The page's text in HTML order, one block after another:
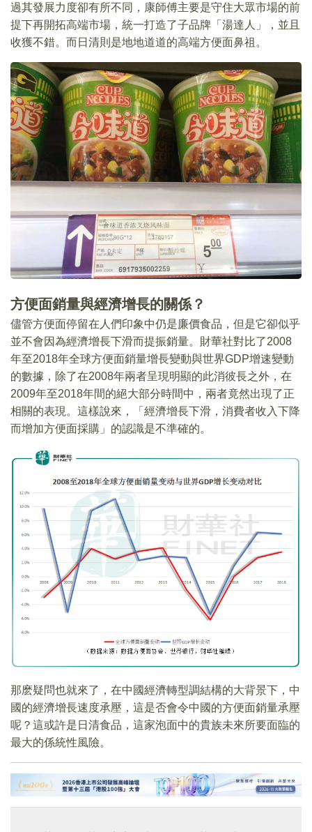
過其發展力度卻有所不同，康師傅主要是守住大眾市場的前
提下再開拓高端市場，統一打造了子品牌「湯達人」，並且
收獲不錯。而日清則是地地道道的高端方便面鼻祖。
方便面銷量與經濟增長的關係？
儘管方便面停留在人們印象中仍是廉價食品，但是它卻似乎
並不會因為經濟增長下滑而提振銷量。財華社對比了2008
年至2018年全球方便面銷量增長變動與世界GDP增速變動
的數據，除了在2008年兩者呈現明顯的此消彼長之外，在
2009年至2018年間的絕大部分時間中，兩者竟然出現了正
相關的表現。這樣說來，「經濟增長下滑，消費者收入下降
而增加方便面採購」的認識是不準確的。
那麽疑問也就來了，在中國經濟轉型調結構的大背景下，中
國的經濟增長速度承壓，這是否會令中國的方便面銷量承壓
呢？這或許是日清食品，這家泡面中的貴族未來所要面臨的
最大的係統性風險。